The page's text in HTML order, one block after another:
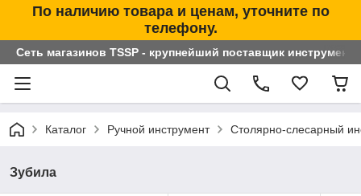
По наличию товара и ценам, уточните по
телефону.
Сеть магазинов TSSP - крупнейший поставщик
Каталог Ручной инструмент Столярно-слесарный
Зубила